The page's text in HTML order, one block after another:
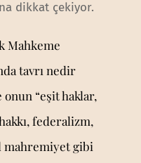
dikkat çekiyor.
Mahkeme
tavrı nedir
“eşit haklar,
federalizm,
mahremiyet gibi